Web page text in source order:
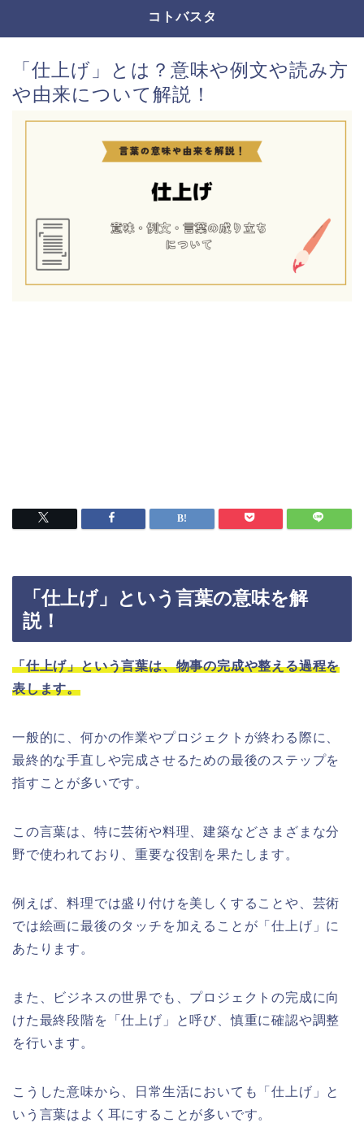
コトバスタ
「仕上げ」とは？意味や例文や読み方
や由来について解説！
「仕上げ」という言葉の意味を解
説！
「仕上げ」という言葉は、物事の完成や整える過程を
表します。
一般的に、何かの作業やプロジェクトが終わる際に、
最終的な手直しや完成させるための最後のステップを
指すことが多いです。
この言葉は、特に芸術や料理、建築などさまざまな分
野で使われており、重要な役割を果たします。
例えば、料理では盛り付けを美しくすることや、芸術
では絵画に最後のタッチを加えることが「仕上げ」に
あたります。
また、ビジネスの世界でも、プロジェクトの完成に向
けた最終段階を「仕上げ」と呼び、慎重に確認や調整
を行います。
こうした意味から、日常生活においても「仕上げ」と
いう言葉はよく耳にすることが多いです。